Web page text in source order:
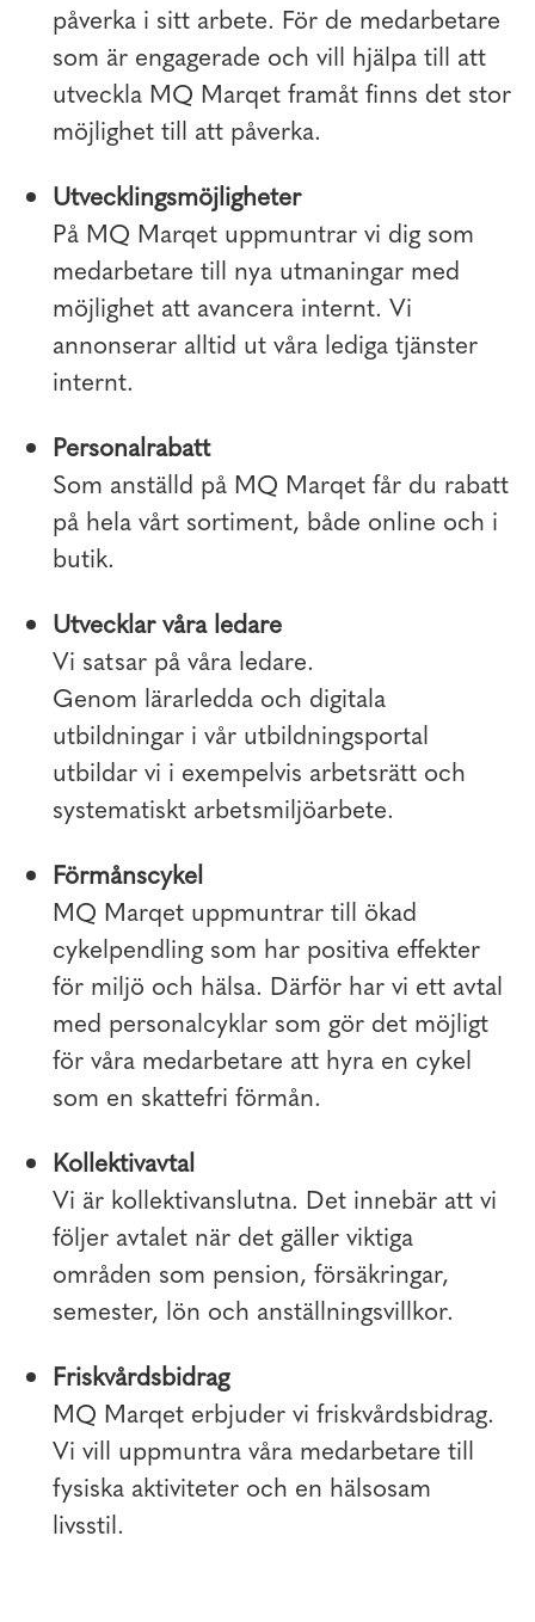
påverka i sitt arbete. För de medarbetare
som är engagerade och vill hjälpa till att
utveckla MQ Marqet framåt finns det stor
möjlighet till att påverka.
Utvecklingsmöjligheter
På MQ Marqet uppmuntrar vi dig som
medarbetare till nya utmaningar med
möjlighet att avancera internt. Vi
annonserar alltid ut våra lediga tjänster
internt.
Personalrabatt
Som anställd på MQ Marqet får du rabatt
på hela vårt sortiment, både online och i
butik.
Utvecklar våra ledare
Vi satsar på våra ledare.
Genom lärarledda och digitala
utbildningar i vår utbildningsportal
utbildar vi i exempelvis arbetsrätt och
systematiskt arbetsmiljöarbete.
Förmånscykel
MQ Marqet uppmuntrar till ökad
cykelpendling som har positiva effekter
för miljö och hälsa. Därför har vi ett avtal
med personalcyklar som gör det möjligt
för våra medarbetare att hyra en cykel
som en skattefri förmån.
Kollektivavtal
Vi är kollektivanslutna. Det innebär att vi
följer avtalet när det gäller viktiga
områden som pension, försäkringar,
semester, lön och anställningsvillkor.
Friskvårdsbidrag
MQ Marqet erbjuder vi friskvårdsbidrag.
Vi vill uppmuntra våra medarbetare till
fysiska aktiviteter och en hälsosam
livsstil.